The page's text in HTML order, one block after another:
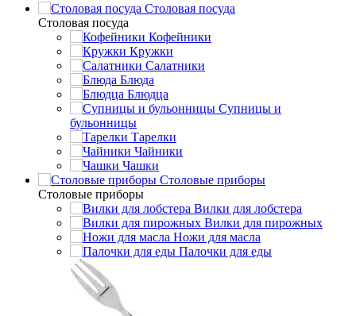
Столовая посуда
Столовая посуда
Кофейники
Кружки
Салатники
Блюда
Блюдца
Супницы и
бульонницы
Тарелки
Чайники
Чашки
Cтоловые приборы
Cтоловые приборы
Вилки для лобстера
Вилки для пирожных
Ножи для масла
Палочки для еды